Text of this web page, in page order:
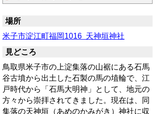
場所
米子市淀江町福岡1016 天神垣神社
見どころ
鳥取県米子市の上淀集落の山裾にある石馬
谷古墳から出土した石製の馬の埴輪で、江
戸時代から「石馬大明神」として、地元の
方々から崇拝されてきました。現在は、同
集落の天神垣（あめのかみがき）神社に収